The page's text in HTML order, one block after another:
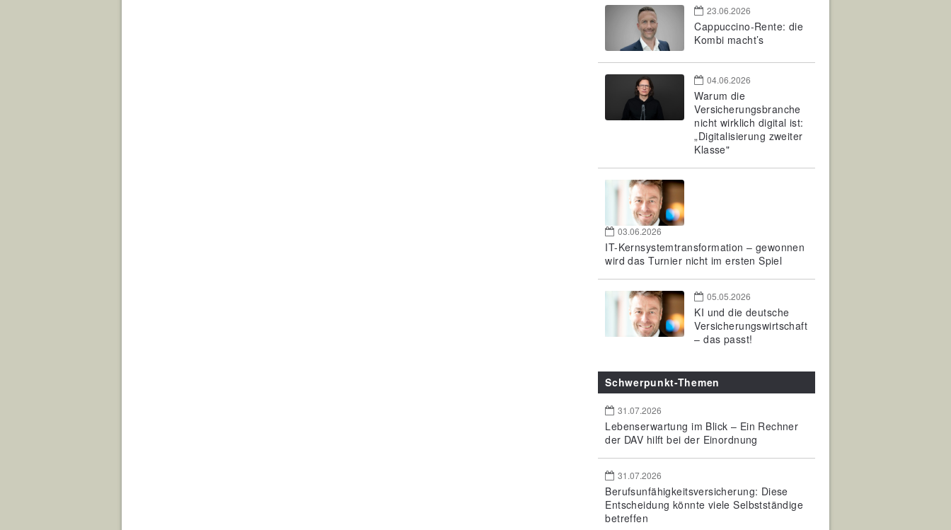
23.06.2026
Cappuccino-Rente: die
Kombi macht’s
04.06.2026
Warum die
Versicherungsbranche
nicht wirklich digital ist:
„Digitalisierung zweiter
Klasse"
03.06.2026
IT-Kernsystemtransformation – gewonnen
wird das Turnier nicht im ersten Spiel
05.05.2026
KI und die deutsche
Versicherungswirtschaft
– das passt!
Schwerpunkt-Themen
31.07.2026
Lebenserwartung im Blick – Ein Rechner
der DAV hilft bei der Einordnung
31.07.2026
Berufsunfähigkeitsversicherung: Diese
Entscheidung könnte viele Selbstständige
betreffen